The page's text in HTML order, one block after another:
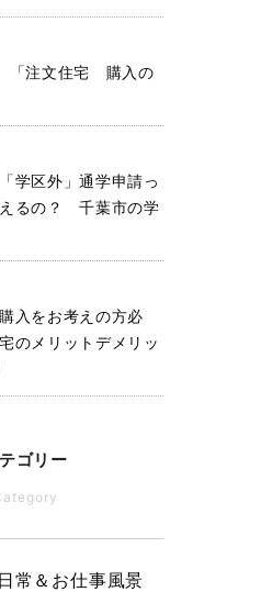
「注文住宅 購入の
学区外」通学申請っ
るの？ 千葉市の学
入をお考えの方必
のメリットデメリッ
ゴリー
常＆お仕事風景